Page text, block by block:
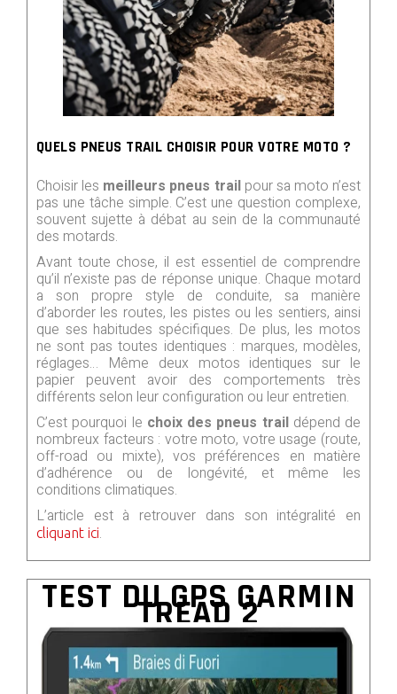
QUELS PNEUS TRAIL CHOISIR POUR VOTRE MOTO ?
Choisir les meilleurs pneus trailpour sa moto n’est
pas une tâche simple. C’est une question complexe,
souvent sujette à débat au sein de la communauté
des motards.
Avant toute chose, il est essentiel de comprendre
qu’il n’existe pas de réponse unique. Chaque motard
a son propre style de conduite, sa manière
d’aborder les routes, les pistes ou les sentiers, ainsi
que ses habitudes spécifiques. De plus, les motos
ne sont pas toutes identiques : marques, modèles,
réglages… Même deux motos identiques sur le
papier peuvent avoir des comportements très
différents selon leur configuration ou leur entretien.
C’est pourquoi le choix des pneus traildépend de
nombreux facteurs : votre moto, votre usage (route,
off-road ou mixte), vos préférences en matière
d’adhérence ou de longévité, et même les
conditions climatiques.
L’article est à retrouver dans son intégralité en
cliquant ici.
TEST DU GPS GARMIN
TREAD 2